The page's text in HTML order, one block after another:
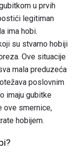
u prvih
legitiman
ima hobi.
su stvarno hobiji
Ove situacije
mala preduzeća
poslovnim
imaju gubitke
ove smernice,
hobijem.